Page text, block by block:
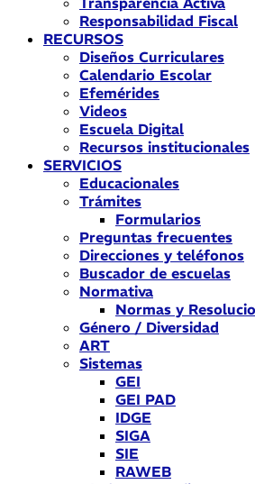
Responsabilidad Fiscal
RECURSOS
Diseños Curriculares
Calendario Escolar
Efemérides
Videos
Escuela Digital
Recursos institucionales
SERVICIOS
Educacionales
Trámites
Formularios
Preguntas frecuentes
Direcciones y teléfonos
Buscador de escuelas
Normativa
Normas y
Género / Diversidad
ART
Sistemas
GEI
GEI PAD
IDGE
SIGA
SIE
RAWEB